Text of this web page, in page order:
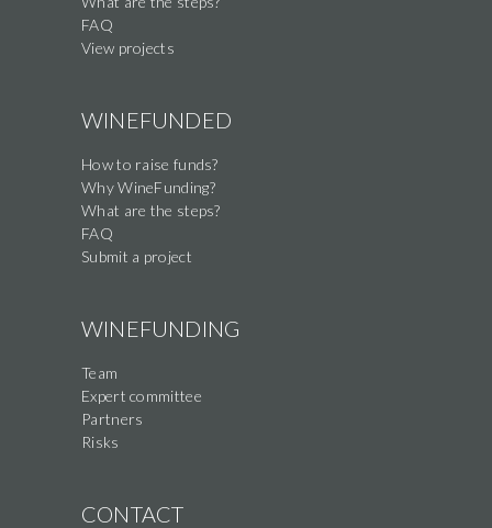
FAQ
View projects
WINEFUNDED
How to raise funds?
Why WineFunding?
What are the steps?
FAQ
Submit a project
WINEFUNDING
Team
Expert committee
Partners
Risks
CONTACT